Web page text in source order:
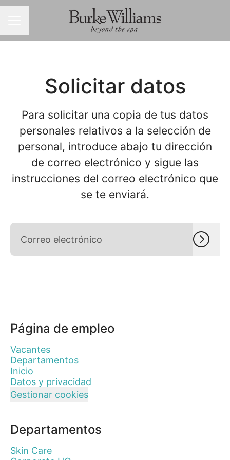
MENÚ DE EMPLEO
Solicitar datos
Para solicitar una copia de tus datos
personales relativos a la selección de
personal, introduce abajo tu dirección
de correo electrónico y sigue las
instrucciones del correo electrónico que
se te enviará.
Página de empleo
Vacantes
Departamentos
Inicio
Datos y privacidad
Gestionar cookies
Departamentos
Skin Care